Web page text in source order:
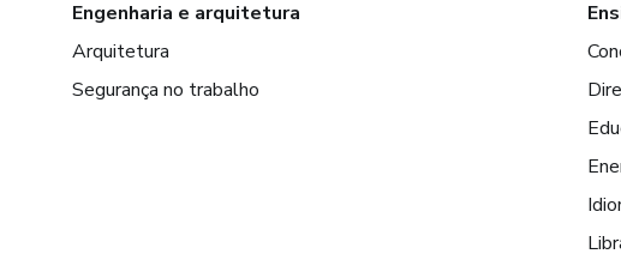
Engenharia e arquitetura
Arquitetura
Segurança no trabalho